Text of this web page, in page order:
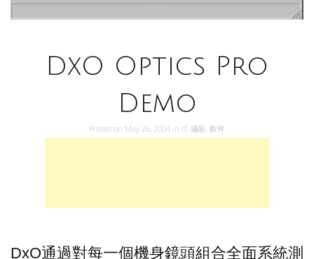
DxO Optics Pro
Demo
Posted on May 26, 2004 in IT 攝影 軟件
DxO通過對每一個機身鏡頭組合全面系統測